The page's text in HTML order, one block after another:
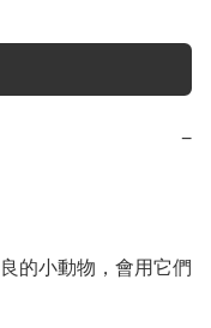
−
的小動物，會用它們